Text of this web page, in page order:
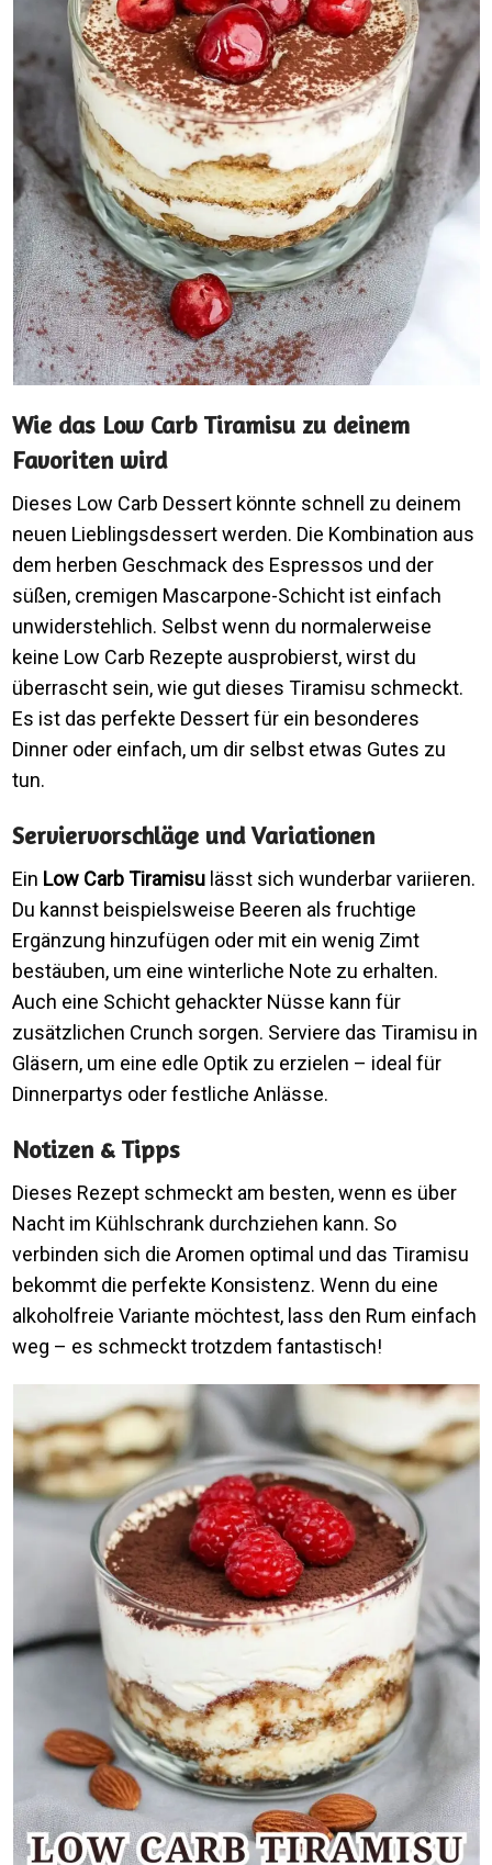
Wie das Low Carb Tiramisu zu deinem
Favoriten wird
Dieses Low Carb Dessert könnte schnell zu deinem
neuen Lieblingsdessert werden. Die Kombination aus
dem herben Geschmack des Espressos und der
süßen, cremigen Mascarpone-Schicht ist einfach
unwiderstehlich. Selbst wenn du normalerweise
keine Low Carb Rezepte ausprobierst, wirst du
überrascht sein, wie gut dieses Tiramisu schmeckt.
Es ist das perfekte Dessert für ein besonderes
Dinner oder einfach, um dir selbst etwas Gutes zu
tun.
Serviervorschläge und Variationen
Ein Low Carb Tiramisu lässt sich wunderbar variieren.
Du kannst beispielsweise Beeren als fruchtige
Ergänzung hinzufügen oder mit ein wenig Zimt
bestäuben, um eine winterliche Note zu erhalten.
Auch eine Schicht gehackter Nüsse kann für
zusätzlichen Crunch sorgen. Serviere das Tiramisu in
Gläsern, um eine edle Optik zu erzielen – ideal für
Dinnerpartys oder festliche Anlässe.
Notizen & Tipps
Dieses Rezept schmeckt am besten, wenn es über
Nacht im Kühlschrank durchziehen kann. So
verbinden sich die Aromen optimal und das Tiramisu
bekommt die perfekte Konsistenz. Wenn du eine
alkoholfreie Variante möchtest, lass den Rum einfach
weg – es schmeckt trotzdem fantastisch!